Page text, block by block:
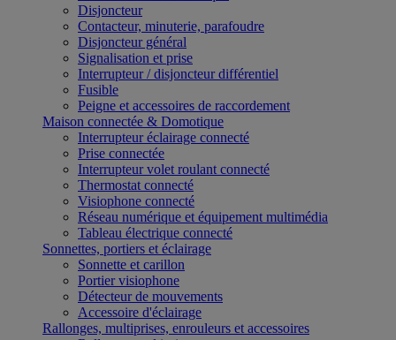
Disjoncteur
Contacteur, minuterie, parafoudre
Disjoncteur général
Signalisation et prise
Interrupteur / disjoncteur différentiel
Fusible
Peigne et accessoires de raccordement
Maison connectée & Domotique
Interrupteur éclairage connecté
Prise connectée
Interrupteur volet roulant connecté
Thermostat connecté
Visiophone connecté
Réseau numérique et équipement multimédia
Tableau électrique connecté
Sonnettes, portiers et éclairage
Sonnette et carillon
Portier visiophone
Détecteur de mouvements
Accessoire d'éclairage
Rallonges, multiprises, enrouleurs et accessoires